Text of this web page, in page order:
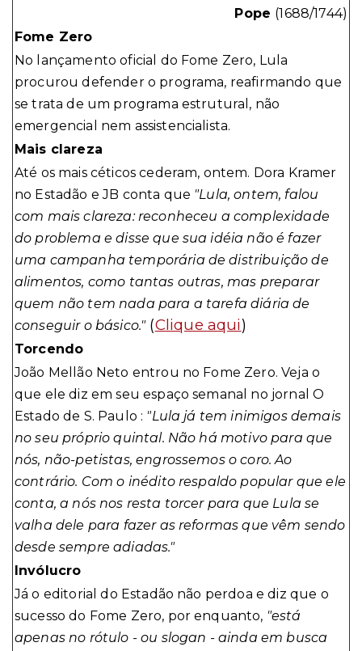
Pope (1688/1744)
Fome Zero
No lançamento oficial do Fome Zero, Lula
procurou defender o programa, reafirmando que
se trata de um programa estrutural, não
emergencial nem assistencialista.
Mais clareza
Até os mais céticos cederam, ontem. Dora Kramer
no Estadão e JB conta que "Lula, ontem, falou
com mais clareza: reconheceu a complexidade
do problema e disse que sua idéia não é fazer
uma campanha temporária de distribuição de
alimentos, como tantas outras, mas preparar
quem não tem nada para a tarefa diária de
conseguir o básico."(Clique aqui)
Torcendo
João Mellão Neto entrou no Fome Zero. Veja o
que ele diz em seu espaço semanal no jornal O
Estado de S. Paulo : "Lula já tem inimigos demais
no seu próprio quintal. Não há motivo para que
nós, não-petistas, engrossemos o coro. Ao
contrário. Com o inédito respaldo popular que ele
conta, a nós nos resta torcer para que Lula se
valha dele para fazer as reformas que vêm sendo
desde sempre adiadas."
Invólucro
Já o editorial do Estadão não perdoa e diz que o
sucesso do Fome Zero, por enquanto, "está
apenas no rótulo - ou slogan - ainda em busca